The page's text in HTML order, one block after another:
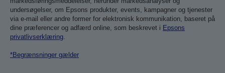
undersøgelser, om Epsons produkter, events, kampagner og tjenester
via e-mail eller andre former for elektronisk kommunikation, baseret på
dine præferencer og adfærd online, som beskrevet i Epsons
privatlivserklæring.
*Begrænsninger gælder